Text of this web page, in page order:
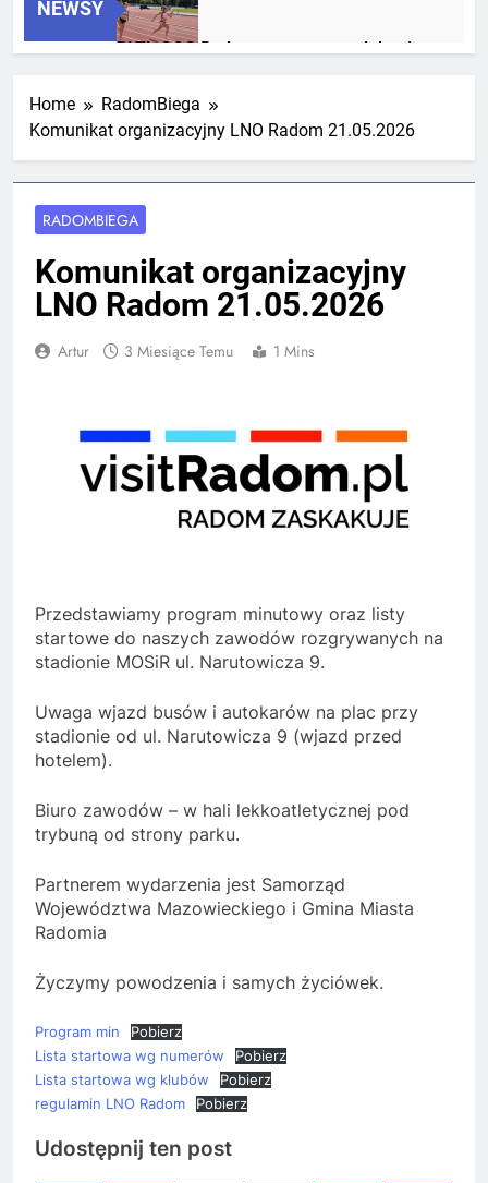
NEWSY
RLTL GGG Radom z trzema medalami
2 Tygodnie Temu
Krakowie
4 Tygodnie Temu
Home
RadomBiega
Komunikat organizacyjny LNO Radom 21.05.2026
RADOMBIEGA
Komunikat organizacyjny
LNO Radom 21.05.2026
Artur 3 Miesiące Temu 1 Mins
Przedstawiamy program minutowy oraz listy
startowe do naszych zawodów rozgrywanych na
stadionie MOSiR ul. Narutowicza 9.
Uwaga wjazd busów i autokarów na plac przy
stadionie od ul. Narutowicza 9 (wjazd przed
hotelem).
Biuro zawodów – w hali lekkoatletycznej pod
trybuną od strony parku.
Partnerem wydarzenia jest Samorząd
Województwa Mazowieckiego i Gmina Miasta
Radomia
Życzymy powodzenia i samych życiówek.
Program min
Pobierz
Lista startowa wg numerów
Pobierz
Lista startowa wg klubów
Pobierz
regulamin LNO Radom
Pobierz
Udostępnij ten post